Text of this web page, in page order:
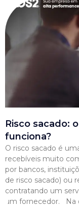
Risco sacado:
funciona?
O risco sacado é
recebíveis muito
por bancos,
de risco sacado) ou
contratando um
um fornecedor. Na